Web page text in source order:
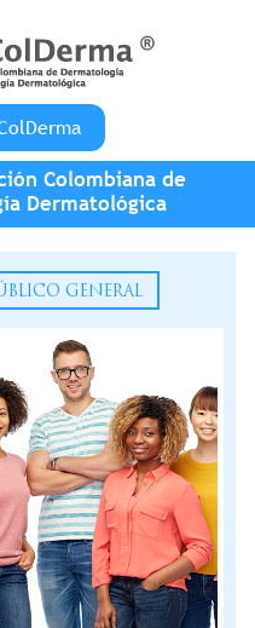
Colombiana de
Dermatológica
GENERAL